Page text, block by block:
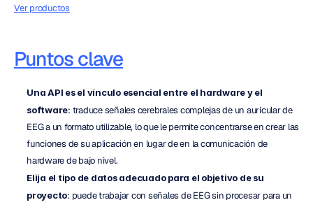
Ver productos
Puntos clave
Una API es el vínculo esencial entre el hardware y el
software: traduce señales cerebrales complejas de un auricular de
EEG a un formato utilizable, lo que le permite concentrarse en crear las
funciones de su aplicación en lugar de en la comunicación de
hardware de bajo nivel.
Elija el tipo de datos adecuado para el objetivo de su
proyecto: puede trabajar con señales de EEG sin procesar para un